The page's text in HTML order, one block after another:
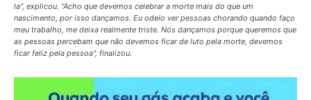
la", explicou. "Acho que devemos celebrar a morte mais do que um
nascimento, por isso dançamos. Eu odeio ver pessoas chorando quando faço
meu trabalho, me deixa realmente triste. Nós dançamos porque queremos que
as pessoas percebam que não devemos ficar de luto pela morte, devemos
ficar feliz pela pessoa", finalizou.